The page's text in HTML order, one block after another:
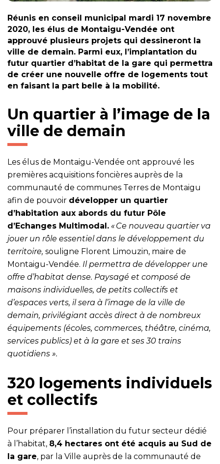
Réunis en conseil municipal mardi 17 novembre
2020, les élus de Montaigu-Vendée ont
approuvé plusieurs projets qui dessineront la
ville de demain. Parmi eux, l’implantation du
futur quartier d’habitat de la gare qui permettra
de créer une nouvelle offre de logements tout
en faisant la part belle à la mobilité.
Un quartier à l’image de la
ville de demain
Les élus de Montaigu-Vendée ont approuvé les
premières acquisitions foncières auprès de la
communauté de communes Terres de Montaigu
afin de pouvoir développer un quartier
d’habitation aux abords du futur Pôle
d’Echanges Multimodal. « Ce nouveau quartier va
jouer un rôle essentiel dans le développement du
territoire, souligne Florent Limouzin, maire de
Montaigu-Vendée. Il permettra de développer une
offre d’habitat dense. Paysagé et composé de
maisons individuelles, de petits collectifs et
d’espaces verts, il sera à l’image de la ville de
demain, privilégiant accès direct à de nombreux
équipements (écoles, commerces, théâtre, cinéma,
services publics) et à la gare et ses 30 trains
quotidiens ».
320 logements individuels
et collectifs
Pour préparer l’installation du futur secteur dédié
à l’habitat, 8,4 hectares ont été acquis au Sud de
la gare, par la Ville auprès de la communauté de